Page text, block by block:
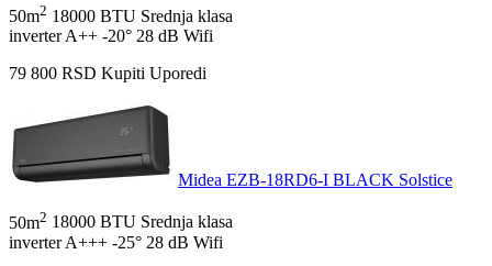
50m2 18000 BTU Srednja klasa
inverter A++ -20° 28 dB Wifi
79 800 RSD Kupiti Uporedi
Midea EZB-18RD6-I BLACK Solstice
50m2 18000 BTU Srednja klasa
inverter A+++ -25° 28 dB Wifi